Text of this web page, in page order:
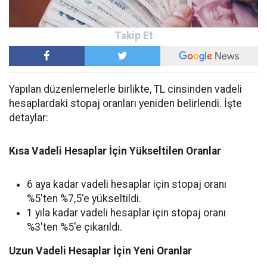
Yapılan düzenlemelerle birlikte, TL cinsinden vadeli
hesaplardaki stopaj oranları yeniden belirlendi. İşte
detaylar:
Kısa Vadeli Hesaplar İçin Yükseltilen Oranlar
6 aya kadar vadeli hesaplar için stopaj oranı
%5'ten %7,5'e yükseltildi.
1 yıla kadar vadeli hesaplar için stopaj oranı
%3'ten %5'e çıkarıldı.
Uzun Vadeli Hesaplar İçin Yeni Oranlar